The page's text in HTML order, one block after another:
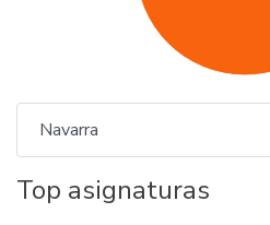
Navarra
Top asignaturas